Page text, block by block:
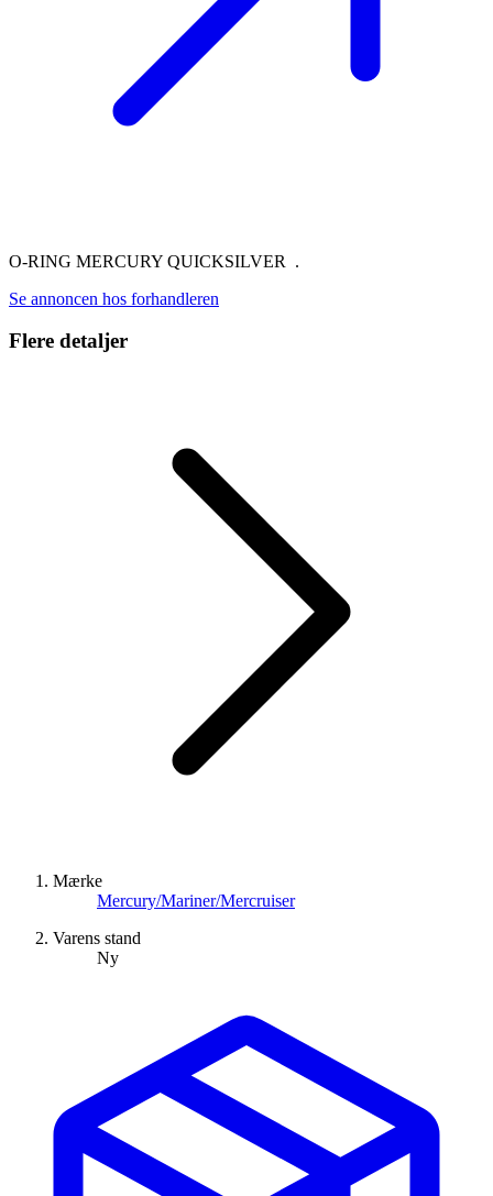
O-RING MERCURY QUICKSILVER .
Se annoncen hos forhandleren
Flere detaljer
Mærke
Mercury/Mariner/Mercruiser
Varens stand
Ny